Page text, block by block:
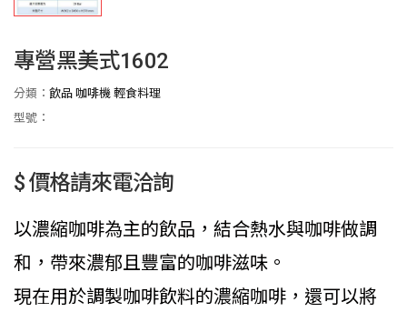
專營黑美式1602
分類： 飲品 咖啡機 輕食料理
型號：
$ 價格請來電洽詢
以濃縮咖啡為主的飲品，結合熱水與咖啡做調
和，帶來濃郁且豐富的咖啡滋味。
現在用於調製咖啡飲料的濃縮咖啡，還可以將